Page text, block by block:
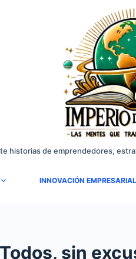
historias de emprendedores,
INNOVACIÓN EMPRESARIAL
sin